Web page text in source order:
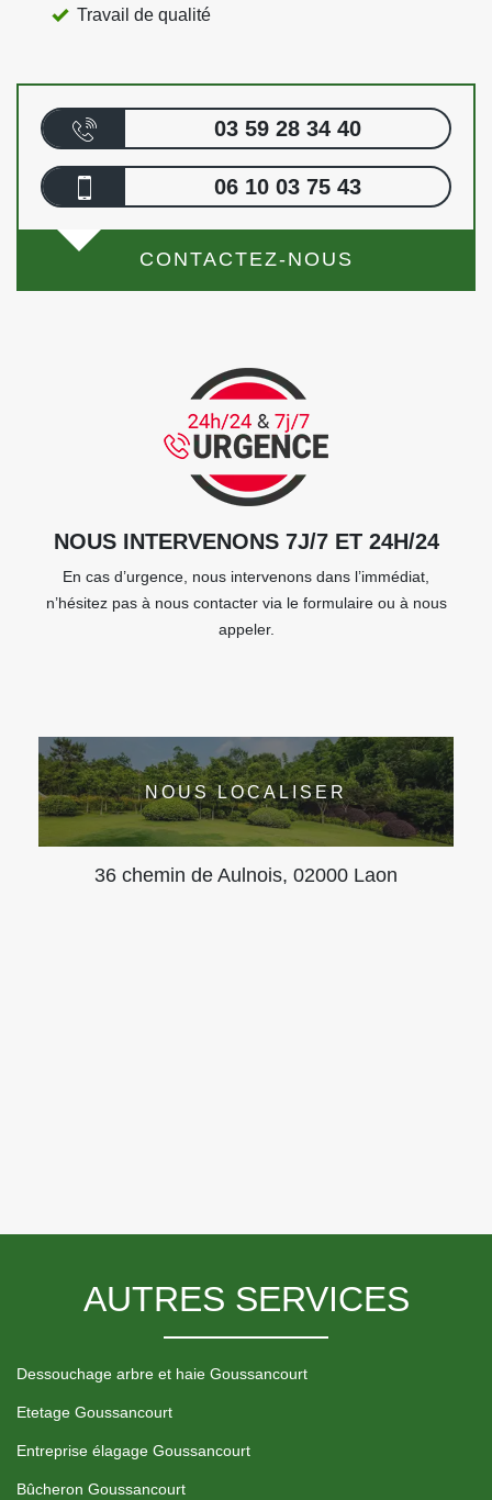
Travail de qualité
03 59 28 34 40
06 10 03 75 43
CONTACTEZ-NOUS
NOUS INTERVENONS 7J/7 ET 24H/24
En cas d’urgence, nous intervenons dans l’immédiat,
n’hésitez pas à nous contacter via le formulaire ou à nous
appeler.
NOUS LOCALISER
36 chemin de Aulnois, 02000 Laon
AUTRES SERVICES
Dessouchage arbre et haie Goussancourt
Etetage Goussancourt
Entreprise élagage Goussancourt
Bûcheron Goussancourt